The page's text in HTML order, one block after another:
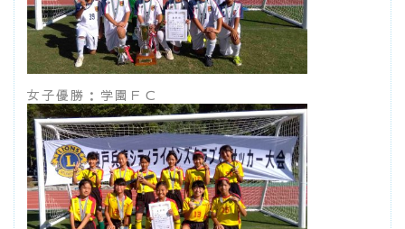
女子優勝：学園ＦＣ